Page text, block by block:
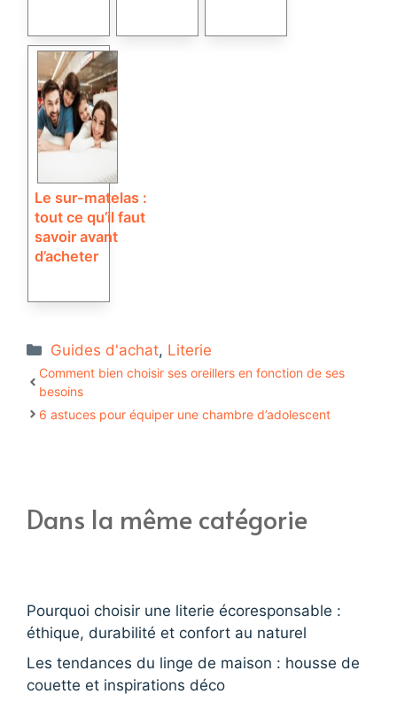
Le sur-matelas :
tout ce qu’il faut
savoir avant
d’acheter
Catégories
Guides d'achat, Literie
Comment bien choisir ses oreillers en fonction de ses
besoins
6 astuces pour équiper une chambre d’adolescent
Dans la même catégorie
Pourquoi choisir une literie écoresponsable :
éthique, durabilité et confort au naturel
Les tendances du linge de maison : housse de
couette et inspirations déco